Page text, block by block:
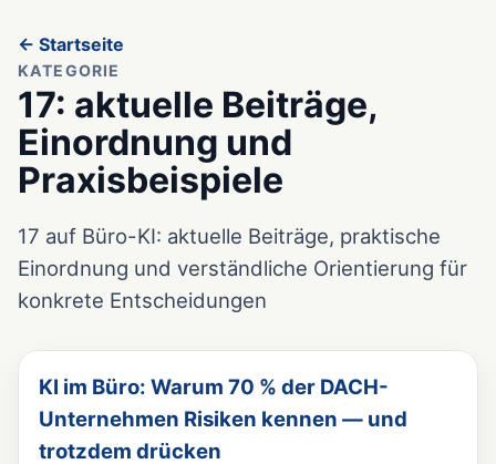
← Startseite
KATEGORIE
17: aktuelle Beiträge,
Einordnung und
Praxisbeispiele
17 auf Büro-KI: aktuelle Beiträge, praktische
Einordnung und verständliche Orientierung für
konkrete Entscheidungen
KI im Büro: Warum 70 % der DACH-
Unternehmen Risiken kennen — und
trotzdem drücken